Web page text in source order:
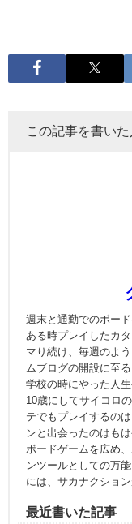
この記事を書いた
週末と通勤でのボー
ある時プレイしたカ
マり続け、毎週のよ
ムブログの開設に至
学校の時にやった人
10歳にしてサイコロ
テでもプレイするの
ンと出会ったのはも
ボードゲームを広め
ンツールとしての万
には、サカナクショ
最近書いた記事